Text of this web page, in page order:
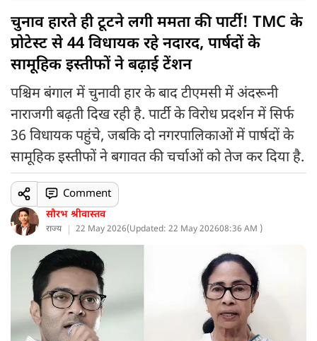
चुनाव हारते ही टूटने लगी ममता की पार्टी! TMC के
प्रोटेस्ट से 44 विधायक रहे नदारद, पार्षदों के
सामूहिक इस्तीफों ने बढ़ाई टेंशन
पश्चिम बंगाल में चुनावी हार के बाद टीएमसी में अंदरूनी
नाराजगी बढ़ती दिख रही है. पार्टी के विरोध प्रदर्शन में सिर्फ
36 विधायक पहुंचे, जबकि दो नगरपालिकाओं में पार्षदों के
सामूहिक इस्तीफों ने बगावत की चर्चाओं को तेज कर दिया है.
सौरभ श्रीवास्तव
राज्य 22 May 2026(Updated: 22 May 202608:36 AM )
Comment